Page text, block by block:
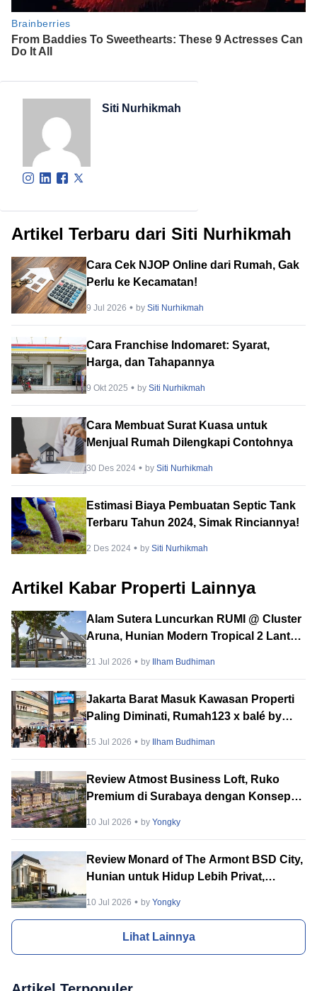
Siti Nurhikmah
Artikel Terbaru dari Siti Nurhikmah
Cara Cek NJOP Online dari Rumah, Gak
Perlu ke Kecamatan!
9 Jul 2026 bySiti Nurhikmah
Cara Franchise Indomaret: Syarat,
Harga, dan Tahapannya
9 Okt 2025 bySiti Nurhikmah
Cara Membuat Surat Kuasa untuk
Menjual Rumah Dilengkapi Contohnya
30 Des 2024 bySiti Nurhikmah
Estimasi Biaya Pembuatan Septic Tank
Terbaru Tahun 2024, Simak Rinciannya!
2 Des 2024 bySiti Nurhikmah
Artikel Kabar Properti Lainnya
Alam Sutera Luncurkan RUMI @ Cluster
Aruna, Hunian Modern Tropical 2 Lantai
21 Jul 2026 by Ilham Budhiman
Jakarta Barat Masuk Kawasan Properti
Paling Diminati, Rumah123 x balé by
Puluhan Developer
15 Jul 2026 by Ilham Budhiman
Review Atmost Business Loft, Ruko
Premium di Surabaya dengan Konsep
10 Jul 2026 byYongky
Review Monard of The Armont BSD City,
Hunian untuk Hidup Lebih Privat,
10 Jul 2026 byYongky
Lihat Lainnya